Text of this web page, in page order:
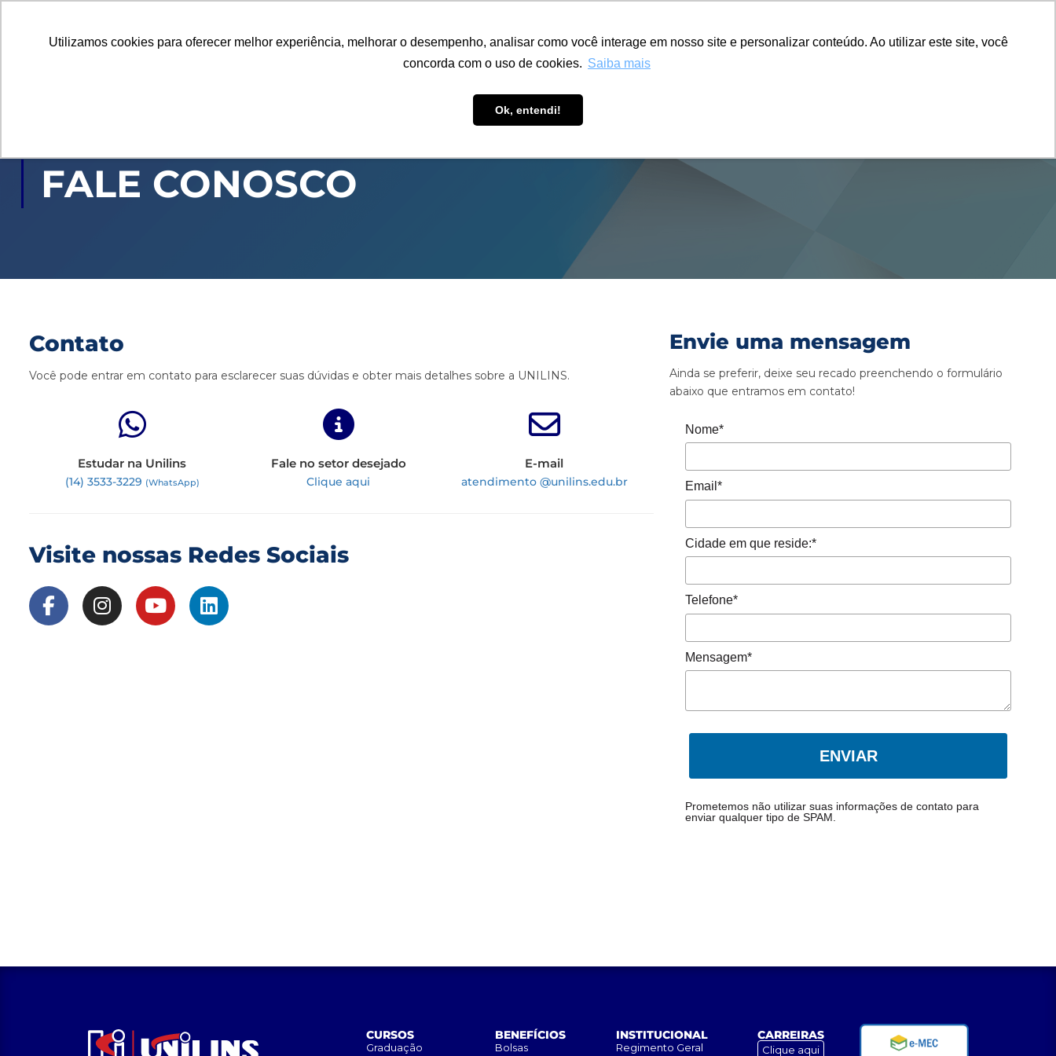
Utilizamos cookies para oferecer melhor experiência, melhorar o desempenho, analisar como você interage em nosso site e personalizar conteúdo. Ao utilizar este site, você
concorda com o uso de cookies. Saiba mais
Ok, entendi!
PÓS-GRADUAÇÃO CAPACITAÇÃO EXTENSÃO PESQUISA
FALE CONOSCO
Contato
Você pode entrar em contato para esclarecer suas dúvidas e obter mais detalhes sobre a UNILINS.
Estudar na Unilins
(14) 3533-3229 (WhatsApp)
Fale no setor desejado
Clique aqui
E-mail
atendimento @unilins.edu.br
Visite nossas Redes Sociais
Envie uma mensagem
Ainda se preferir, deixe seu recado preenchendo o formulário
abaixo que entramos em contato!
Nome*
Email*
Cidade em que reside:*
Telefone*
Mensagem*
ENVIAR
Prometemos não utilizar suas informações de contato para
enviar qualquer tipo de SPAM.
CURSOS
Graduação
BENEFÍCIOS
Bolsas
INSTITUCIONAL
Regimento Geral
CARREIRAS
Clique aqui